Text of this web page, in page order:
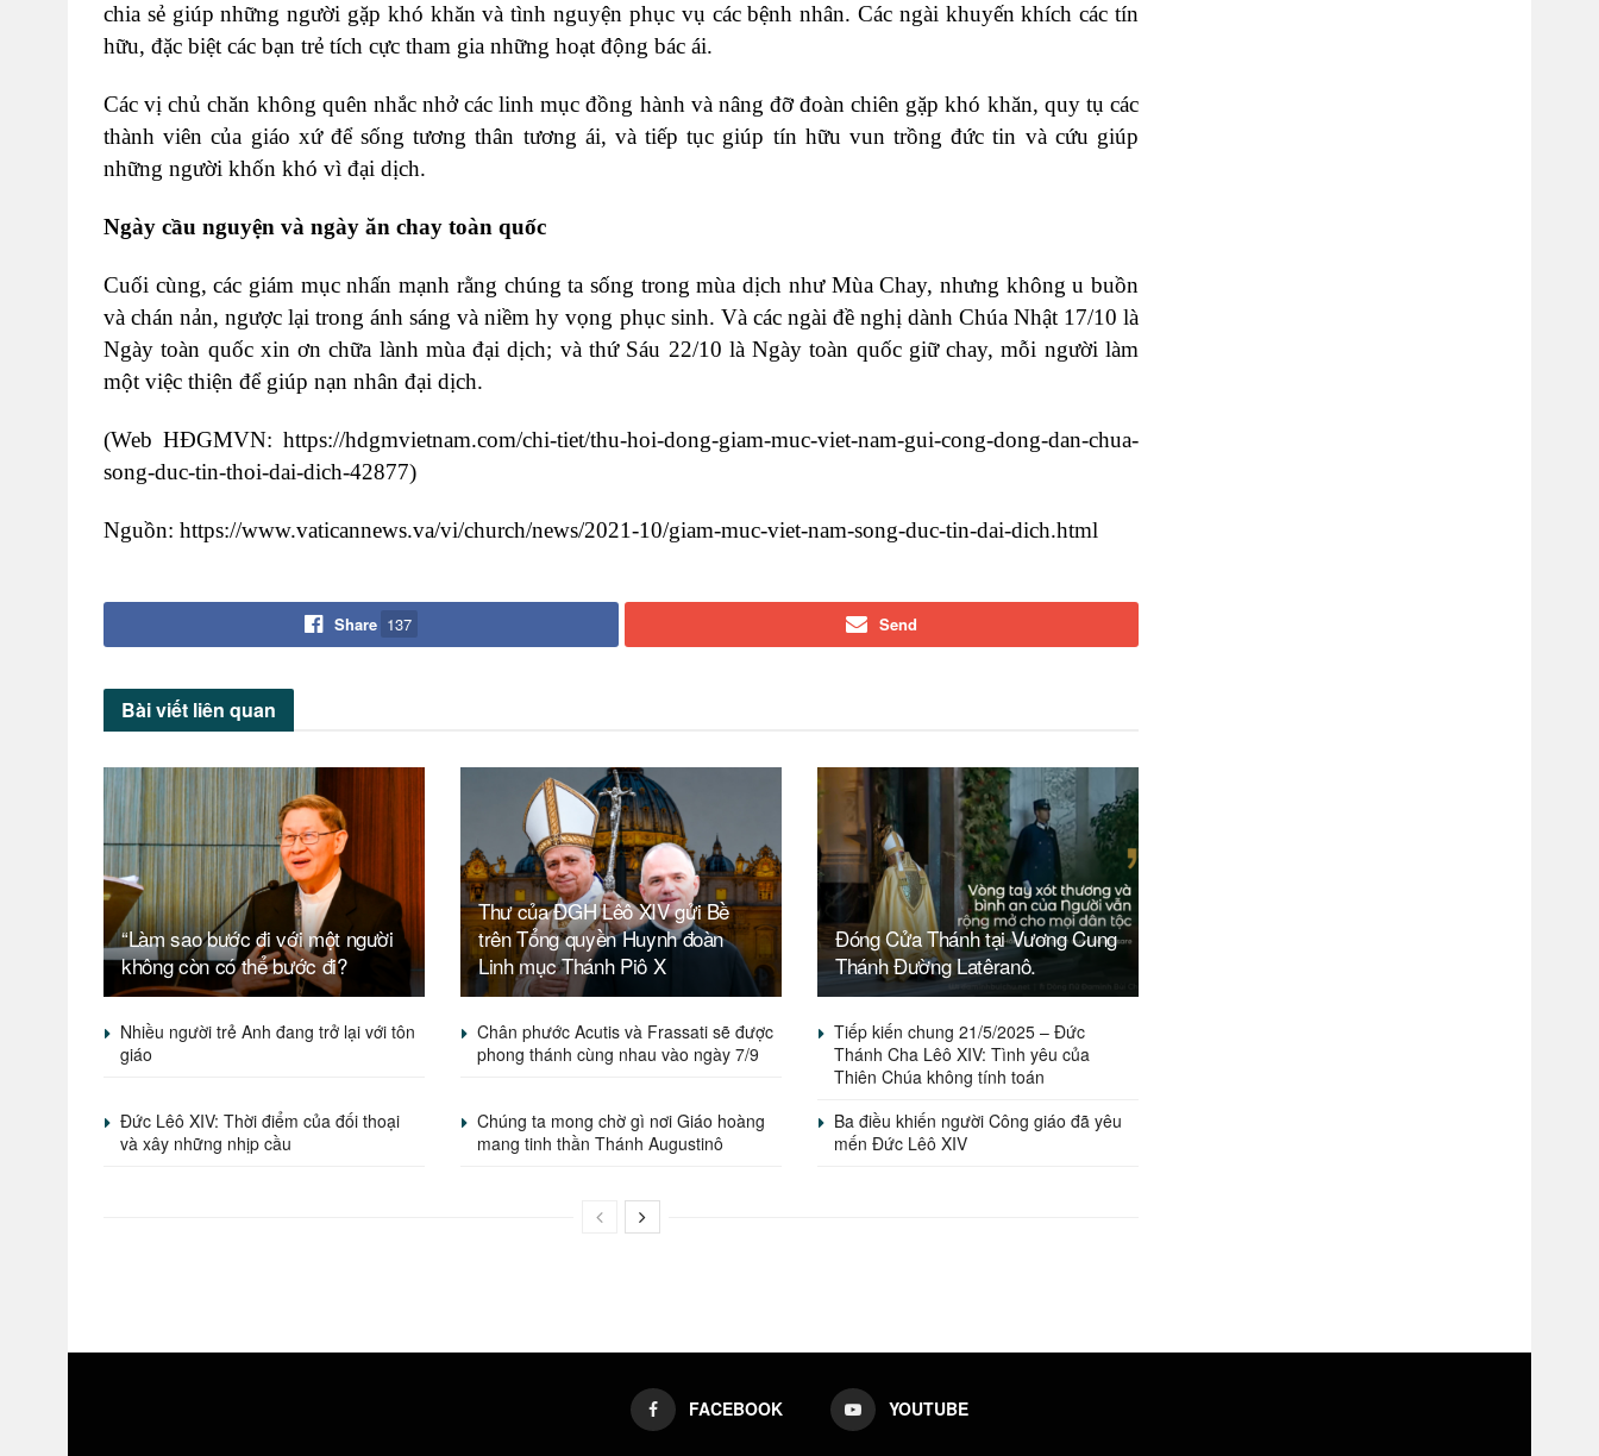
chia sẻ giúp những người gặp khó khăn và tình nguyện phục vụ các bệnh nhân. Các ngài khuyến khích các tín
hữu, đặc biệt các bạn trẻ tích cực tham gia những hoạt động bác ái.
Các vị chủ chăn không quên nhắc nhở các linh mục đồng hành và nâng đỡ đoàn chiên gặp khó khăn, quy tụ các
thành viên của giáo xứ để sống tương thân tương ái, và tiếp tục giúp tín hữu vun trồng đức tin và cứu giúp
những người khốn khó vì đại dịch.
Ngày cầu nguyện và ngày ăn chay toàn quốc
Cuối cùng, các giám mục nhấn mạnh rằng chúng ta sống trong mùa dịch như Mùa Chay, nhưng không u buồn
và chán nản, ngược lại trong ánh sáng và niềm hy vọng phục sinh. Và các ngài đề nghị dành Chúa Nhật 17/10 là
Ngày toàn quốc xin ơn chữa lành mùa đại dịch; và thứ Sáu 22/10 là Ngày toàn quốc giữ chay, mỗi người làm
một việc thiện để giúp nạn nhân đại dịch.
(Web HĐGMVN: https://hdgmvietnam.com/chi-tiet/thu-hoi-dong-giam-muc-viet-nam-gui-cong-dong-dan-chua-
song-duc-tin-thoi-dai-dich-42877)
Nguồn: https://www.vaticannews.va/vi/church/news/2021-10/giam-muc-viet-nam-song-duc-tin-dai-dich.html
Share 137 Send
Bài viết liên quan
“Làm sao bước đi với một người
không còn có thể bước đi?
Thư của ĐGH Lêô XIV gửi Bề
trên Tổng quyền Huynh đoàn
Linh mục Thánh Piô X
Đóng Cửa Thánh tại Vương Cung
Thánh Đường Latêranô.
Nhiều người trẻ Anh đang trở lại với tôn
giáo
Chân phước Acutis và Frassati sẽ được
phong thánh cùng nhau vào ngày 7/9
Tiếp kiến chung 21/5/2025 – Đức
Thánh Cha Lêô XIV: Tình yêu của
Thiên Chúa không tính toán
Đức Lêô XIV: Thời điểm của đối thoại
và xây những nhịp cầu
Chúng ta mong chờ gì nơi Giáo hoàng
mang tinh thần Thánh Augustinô
Ba điều khiến người Công giáo đã yêu
mến Đức Lêô XIV
FACEBOOK YOUTUBE